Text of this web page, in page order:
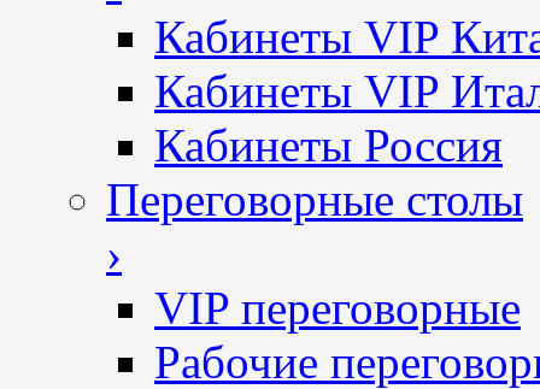
Кабинеты VIP
Кабинеты VIP
Кабинеты Россия
Переговорные столы
›
VIP переговорные
Рабочие